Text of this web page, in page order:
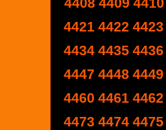
4421 4422 4423
4434 4435 4436
4447 4448 4449
4460 4461 4462
4473 4474 4475